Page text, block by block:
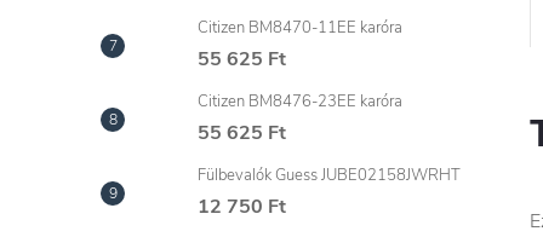
Citizen BM8470-11EE karóra
55 625 Ft
Citizen BM8476-23EE karóra
55 625 Ft
Fülbevalók Guess JUBE02158JWRHT
12 750 Ft